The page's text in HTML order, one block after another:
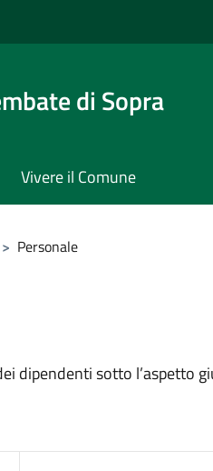
di Sopra
Vivere il Comune
> Personale
dipendenti sotto l’aspetto